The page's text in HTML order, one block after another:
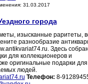
31.03.2017
города
изысканные раритеты,
разнообразие
Здесь
для коллекционеров и
оригинальные подарки для
людей.
Телефон: 8-